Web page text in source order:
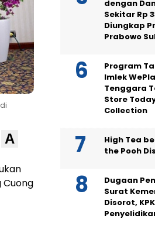
A
Cuong
dengan
Sekitar Rp
Diungkap
Prabowo
Program
Imlek
Tenggara
Store
Collection
High Tea
the Pooh
Dugaan
Surat
Disorot,